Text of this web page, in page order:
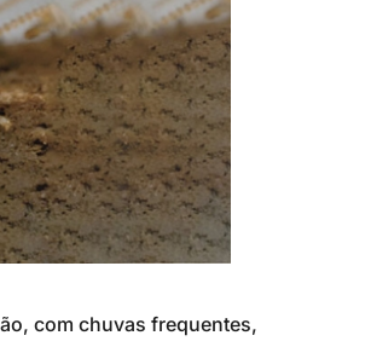
com chuvas frequentes,